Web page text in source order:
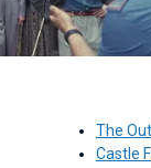
The
Castle